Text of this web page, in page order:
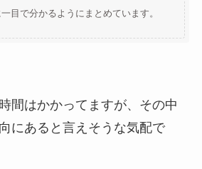
目で分かるようにまとめています。
間はかかってますが、その中
にあると言えそうな気配で